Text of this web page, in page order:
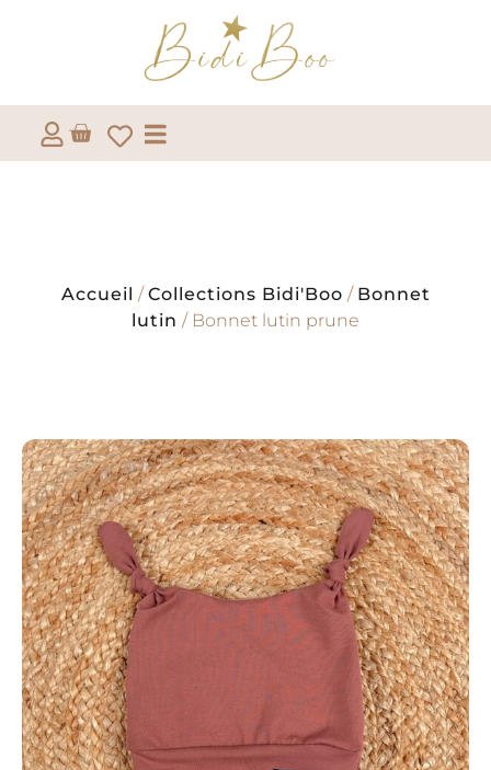
Accueil /Collections Bidi'Boo / Bonnet
lutin / Bonnet lutin prune